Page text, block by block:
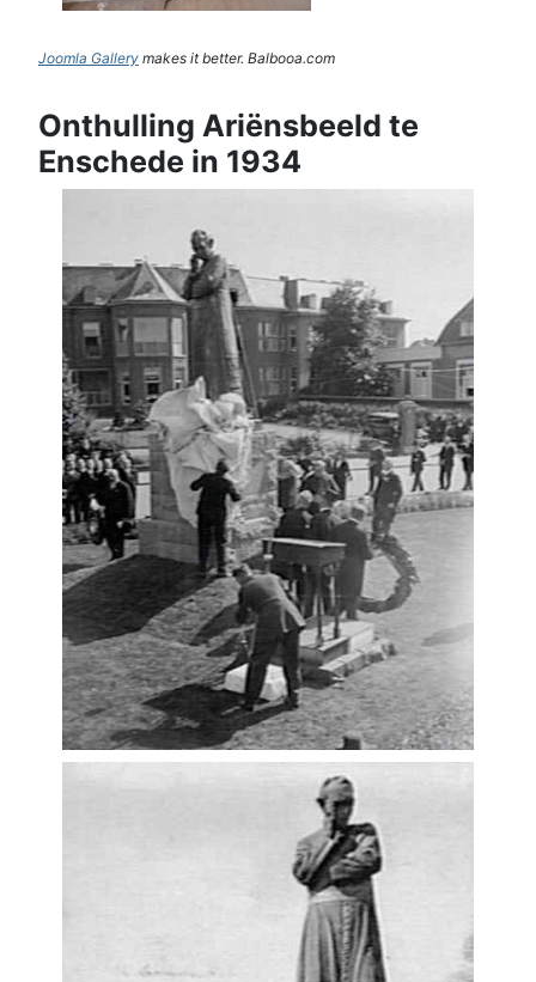
Joomla Gallery makes it better. Balbooa.com
Onthulling Ariënsbeeld te
Enschede in 1934